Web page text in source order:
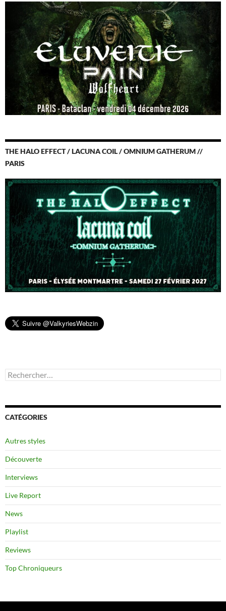
THE HALO EFFECT / LACUNA COIL / OMNIUM GATHERUM //
PARIS
Rechercher :
CATÉGORIES
Autres styles
Découverte
Interviews
Live Report
News
Playlist
Reviews
Top Chroniqueurs